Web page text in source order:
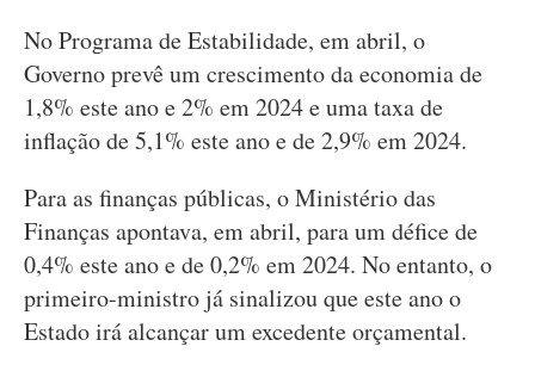
No Programa de Estabilidade, em abril, o
Governo prevê um crescimento da economia de
1,8% este ano e 2% em 2024 e uma taxa de
inflação de 5,1% este ano e de 2,9% em 2024.
Para as finanças públicas, o Ministério das
Finanças apontava, em abril, para um défice de
0,4% este ano e de 0,2% em 2024. No entanto, o
primeiro-ministro já sinalizou que este ano o
Estado irá alcançar um excedente orçamental.